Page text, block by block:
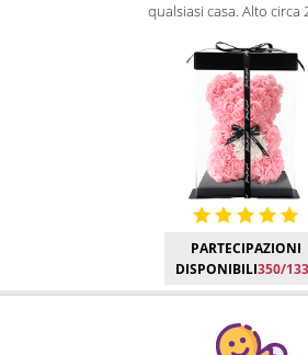
qualsiasi casa. Alto circa
PARTECIPAZIONI
DISPONIBILI350/
Manca poco!